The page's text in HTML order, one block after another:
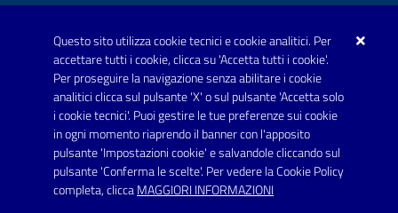
Questo sito utilizza cookie tecnici e cookie analitici. Per
accettare tutti i cookie, clicca su 'Accetta tutti i cookie'.
Per proseguire la navigazione senza abilitare i cookie
analitici clicca sul pulsante 'X' o sul pulsante 'Accetta solo
i cookie tecnici'. Puoi gestire le tue preferenze sui cookie
in ogni momento riaprendo il banner con l'apposito
pulsante 'Impostazioni cookie' e salvandole cliccando sul
pulsante 'Conferma le scelte'. Per vedere la Cookie Policy
completa, cliccaMAGGIORI INFORMAZIONI
Posta Elettronica Certificata:
protocollo.comunecarmiano@pec.rupar.puglia.it
URP - Ufficio Relazioni con il Pubblico
Link utili
Informativa privacy